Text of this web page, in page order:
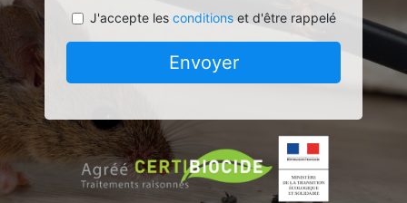
J'accepte les conditionset d'être rappelé
Envoyer